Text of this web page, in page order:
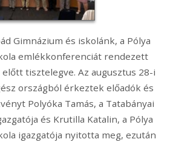
Gimnázium és iskolánk, a Pólya
emlékkonferenciát rendezett
tisztelegve. Az augusztus 28-i
országból érkeztek előadók és
Polyóka Tamás, a Tatabányai
és Krutilla Katalin, a Pólya
igazgatója nyitotta meg, ezután